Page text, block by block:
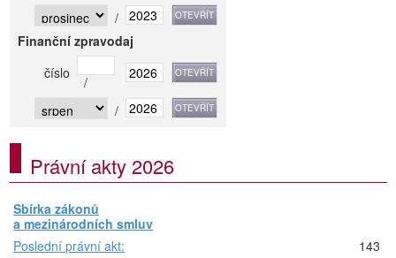
/
Finanční zpravodaj
číslo
/
/
Právní akty 2026
Sbírka zákonů
a mezinárodních smluv
Poslední právní akt:
143